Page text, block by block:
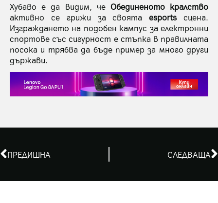
Хубаво е да видим, че Обединеното кралство
активно се грижи за своятаesports сцена.
Изграждането на подобен кампус за електронни
спортове със сигурност е стъпка в правилната
посока и трябва да бъде пример за много други
държави.
ПРЕДИШНА СЛЕДВАЩА